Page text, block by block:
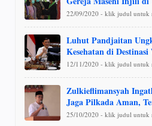
22/09/2020 - klik judul untuk
Luhut Pandjaitan
Kesehatan di
12/11/2020 - klik judul untuk
Zulkieflimansyah
Jaga Pilkada Aman,
25/10/2020 - klik judul untuk